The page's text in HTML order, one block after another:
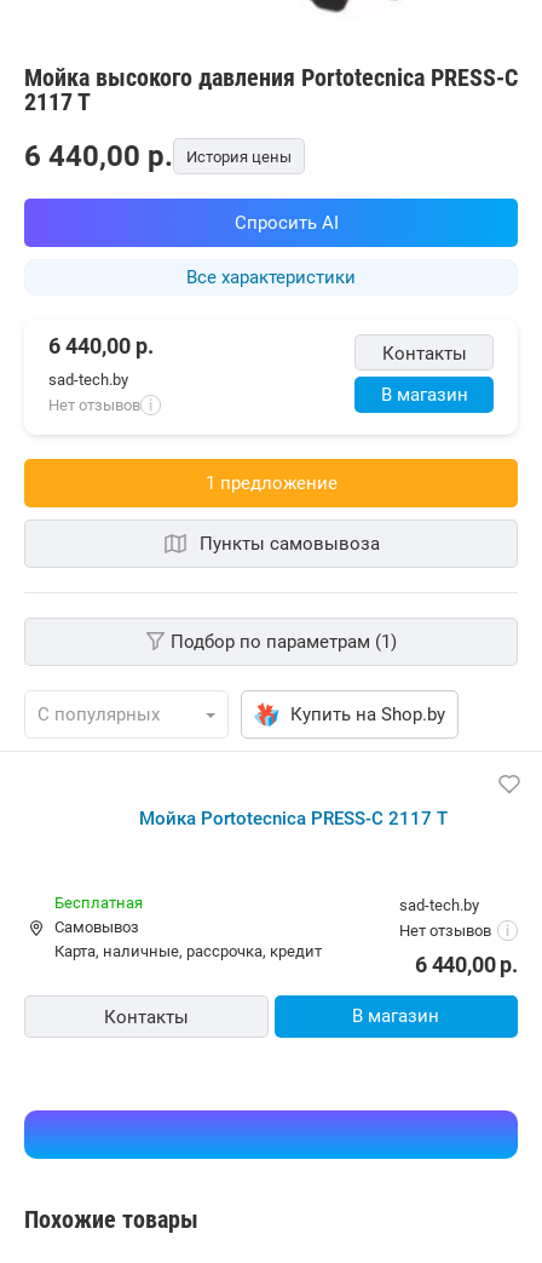
Мойка высокого давления Portotecnica PRESS-C
2117 T
Все характеристики
6 440,00 p. История цены
Спросить AI
Контакты
В магазин
6 440,00 р.
sad-tech.by
Нет отзывов i
1 предложениe
Пункты самовывоза
Подбор по параметрам (1)
Купить на Shop.by
sad-tech.by
Нет отзывов
i
Самовывоз
6 440,00р.